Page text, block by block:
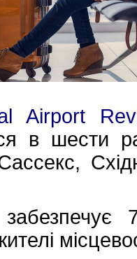
Airport
в шести